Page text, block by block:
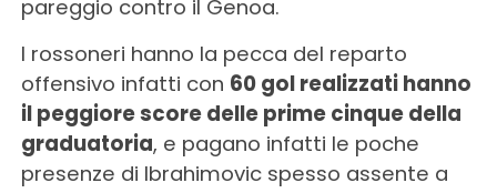
pareggio contro il Genoa.
I rossoneri hanno la pecca del reparto
offensivo infatti con 60 gol realizzati hanno
il peggiore score delle prime cinque della
graduatoria, e pagano infatti le poche
presenze di Ibrahimovic spesso assente a